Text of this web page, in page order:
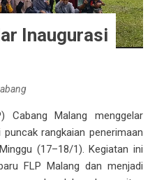
Inaugurasi
Cabang Malang menggelar
rangkaian penerimaan
(17–18/1). Kegiatan ini
FLP Malang dan menjadi